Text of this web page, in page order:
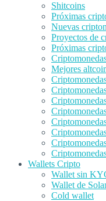
Shitcoins
Próximas
Nuevas
Proyectos de
Próximas
Mejores
Wallets Cripto
Wallet sin
Wallet de
Cold wallet